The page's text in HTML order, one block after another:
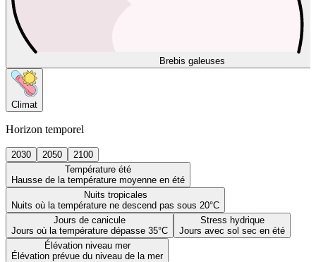
Brebis galeuses
Climat
Horizon temporel
2030 2050
2100
Température été
Hausse de la température moyenne en été
Nuits tropicales
Nuits où la température ne descend pas sous 20°C
Jours de canicule
Jours où la température dépasse 35°C
Stress hydrique
Jours avec sol sec en été
Élévation niveau mer
Élévation prévue du niveau de la mer